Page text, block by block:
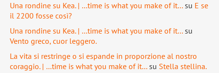
Una rondine su Kea. | …time is what you make of it… su E se
il 2200 fosse così?
Una rondine su Kea. | …time is what you make of it… su
Vento greco, cuor leggero.
La vita si restringe o si espande in proporzione al nostro
coraggio. | …time is what you make of it… su Stella stellina.